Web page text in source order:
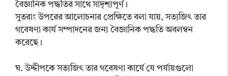
বৈজ্ঞানিক পদ্ধতির সাথে সাদৃশ্যপূর্ণ।
সুতরাং উপরের আলোচনার প্রেক্ষিতে বলা যায়, সত্যজিৎ তার
গবেষণা কার্য সম্পাদনের জন্য বৈজ্ঞানিক পদ্ধতি অবলম্বন
করেছে।
ঘ. উদ্দীপকে সত্যজিৎ তার গবেষণা কার্যে যে পর্যায়গুলো